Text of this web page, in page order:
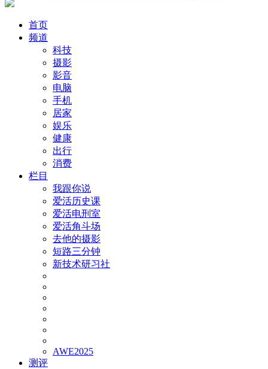
首页
频道
科技
摄影
影音
电脑
手机
居家
娱乐
健康
出行
消费
栏目
我跟你说
爱活历史课
爱活电刑室
爱活角斗场
去他的摄影
短路三分钟
新技术研习社
AWE2025
测评